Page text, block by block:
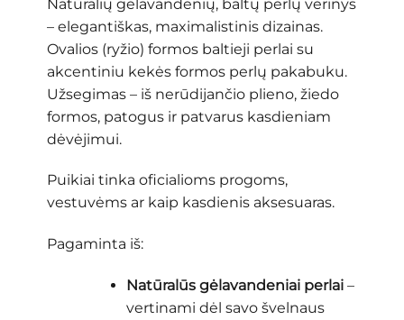
Natūralių gėlavandenių, baltų perlų vėrinys
– elegantiškas, maximalistinis dizainas.
Ovalios (ryžio) formos baltieji perlai su
akcentiniu kekės formos perlų pakabuku.
Užsegimas – iš nerūdijančio plieno, žiedo
formos, patogus ir patvarus kasdieniam
dėvėjimui.
Puikiai tinka oficialioms progoms,
vestuvėms ar kaip kasdienis aksesuaras.
Pagaminta iš:
Natūralūs gėlavandeniai perlai–
vertinami dėl savo švelnaus